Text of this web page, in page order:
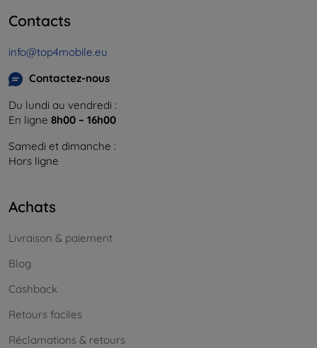
Contacts
info@top4mobile.eu
Contactez-nous
Du lundi au vendredi :
En ligne 8h00 – 16h00
Samedi et dimanche :
Hors ligne
Achats
Livraison & paiement
Blog
Cashback
Retours faciles
Réclamations & retours